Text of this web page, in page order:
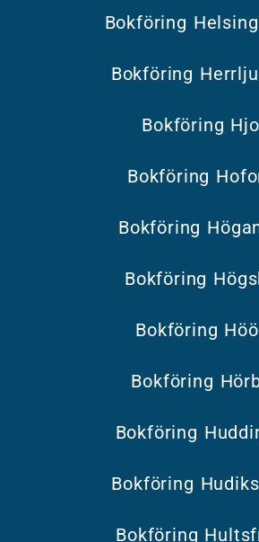
Bokföring
Bokföring
Bokföring Hjo
Bokföring
Bokföring
Bokföring
Bokföring
Bokföring
Bokföring
Bokföring
Bokföring